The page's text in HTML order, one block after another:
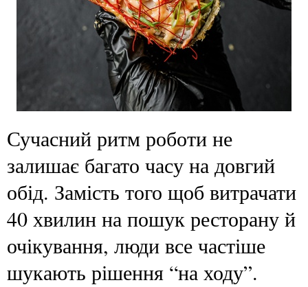
Сучасний ритм роботи не
залишає багато часу на довгий
обід. Замість того щоб витрачати
40 хвилин на пошук ресторану й
очікування, люди все частіше
шукають рішення “на ходу”.